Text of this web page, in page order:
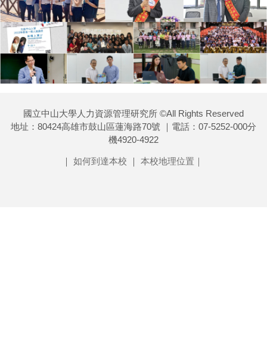
國立中山大學人力資源管理研究所 ©All Rights Reserved
地址：80424高雄市鼓山區蓮海路70號 ｜電話：07-5252-000分
機4920-4922
｜ 如何到達本校 ｜ 本校地理位置｜